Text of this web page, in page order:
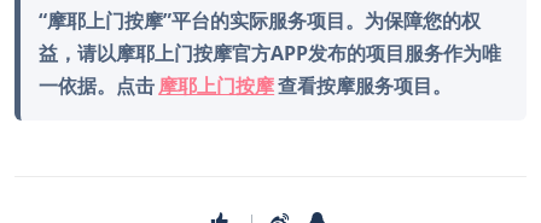
“摩耶上门按摩”平台的实际服务项目。为保障您的权
益，请以摩耶上门按摩官方APP发布的项目服务作为唯
一依据。点击摩耶上门按摩查看按摩服务项目。